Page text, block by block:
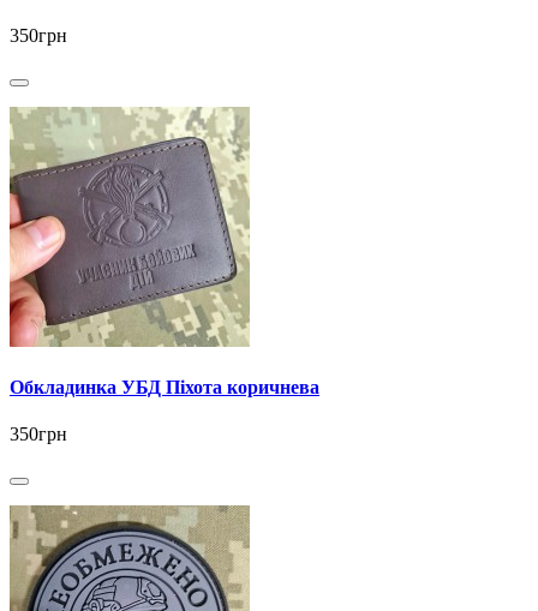
350грн
Обкладинка УБД Піхота коричнева
350грн